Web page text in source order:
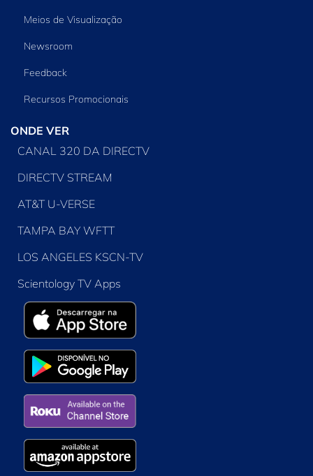
Meios de Visualização
Newsroom
Feedback
Recursos Promocionais
ONDE VER
CANAL 320 DA DIRECTV
DIRECTV STREAM
AT&T U-VERSE
TAMPA BAY WFTT
LOS ANGELES KSCN-TV
Scientology TV Apps